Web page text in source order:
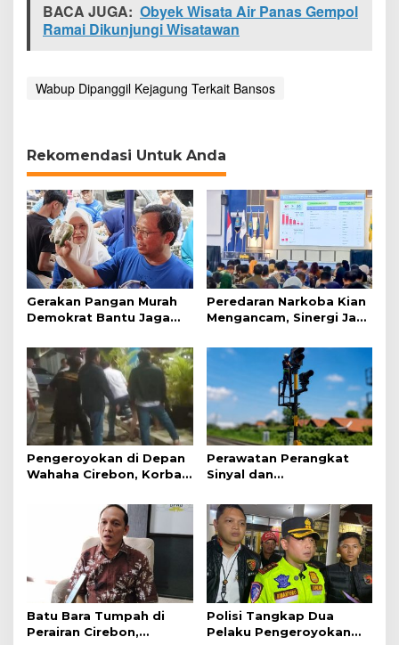
BACA JUGA: Obyek Wisata Air Panas Gempol
Ramai Dikunjungi Wisatawan
Wabup Dipanggil Kejagung Terkait Bansos
Rekomendasi Untuk Anda
Gerakan Pangan Murah
Demokrat Bantu Jaga
Peredaran Narkoba Kian
Mengancam, Sinergi Jadi
Pengeroyokan di Depan
Wahaha Cirebon, Korban
Perawatan Perangkat
Sinyal dan
Perjalanan Kereta Api
Batu Bara Tumpah di
Perairan Cirebon,
Polisi Tangkap Dua
Pelaku Pengeroyokan